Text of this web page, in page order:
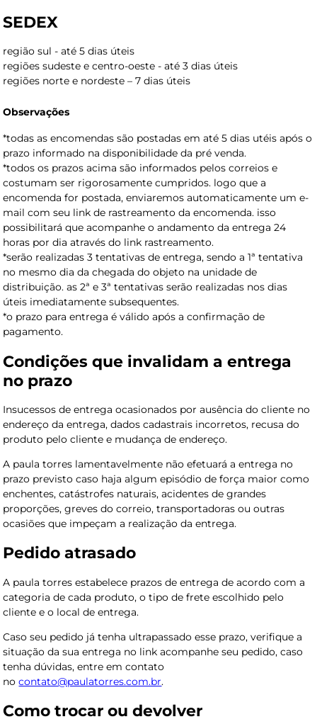
SEDEX
região sul - até 5 dias úteis
regiões sudeste e centro-oeste - até 3 dias úteis
regiões norte e nordeste – 7 dias úteis
Observações
*todas as encomendas são postadas em até 5 dias utéis após o
prazo informado na disponibilidade da pré venda.
*todos os prazos acima são informados pelos correios e
costumam ser rigorosamente cumpridos. logo que a
encomenda for postada, enviaremos automaticamente um e-
mail com seu link de rastreamento da encomenda. isso
possibilitará que acompanhe o andamento da entrega 24
horas por dia através do link rastreamento.
*serão realizadas 3 tentativas de entrega, sendo a 1ª tentativa
no mesmo dia da chegada do objeto na unidade de
distribuição. as 2ª e 3ª tentativas serão realizadas nos dias
úteis imediatamente subsequentes.
*o prazo para entrega é válido após a confirmação de
pagamento.
Condições que invalidam a entrega
no prazo
Insucessos de entrega ocasionados por ausência do cliente no
endereço da entrega, dados cadastrais incorretos, recusa do
produto pelo cliente e mudança de endereço.
A paula torres lamentavelmente não efetuará a entrega no
prazo previsto caso haja algum episódio de força maior como
enchentes, catástrofes naturais, acidentes de grandes
proporções, greves do correio, transportadoras ou outras
ocasiões que impeçam a realização da entrega.
Pedido atrasado
A paula torres estabelece prazos de entrega de acordo com a
categoria de cada produto, o tipo de frete escolhido pelo
cliente e o local de entrega.
Caso seu pedido já tenha ultrapassado esse prazo, verifique a
situação da sua entrega no link acompanhe seu pedido, caso
tenha dúvidas, entre em contato
nocontato@paulatorres.com.br.
Como trocar ou devolver